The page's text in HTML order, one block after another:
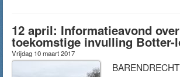
12 april: Informatieavond over
toekomstige invulling Botter-
Vrijdag 10 maart 2017